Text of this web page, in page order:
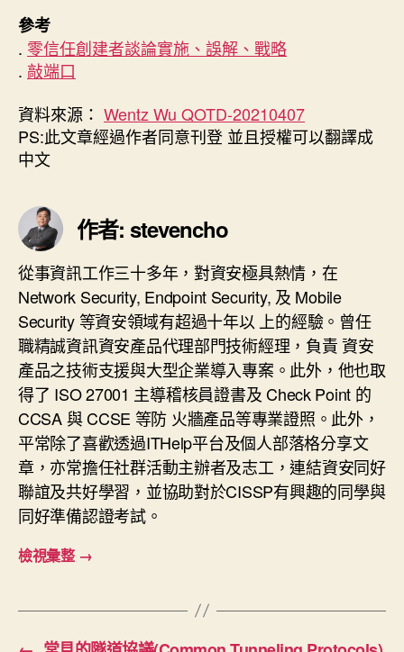
參考
. 零信任創建者談論實施、誤解、戰略
. 敲端口
資料來源： Wentz Wu QOTD-20210407
PS:此文章經過作者同意刊登 並且授權可以翻譯成
中文
作者: stevencho
從事資訊工作三十多年，對資安極具熱情，在
Network Security, Endpoint Security, 及 Mobile
Security 等資安領域有超過十年以 上的經驗。曾任
職精誠資訊資安產品代理部門技術經理，負責 資安
產品之技術支援與大型企業導入專案。此外，他也取
得了 ISO 27001 主導稽核員證書及 Check Point 的
CCSA 與 CCSE 等防 火牆產品等專業證照。此外，
平常除了喜歡透過ITHelp平台及個人部落格分享文
章，亦常擔任社群活動主辦者及志工，連結資安同好
聯誼及共好學習，並協助對於CISSP有興趣的同學與
同好準備認證考試。
檢視彙整 →